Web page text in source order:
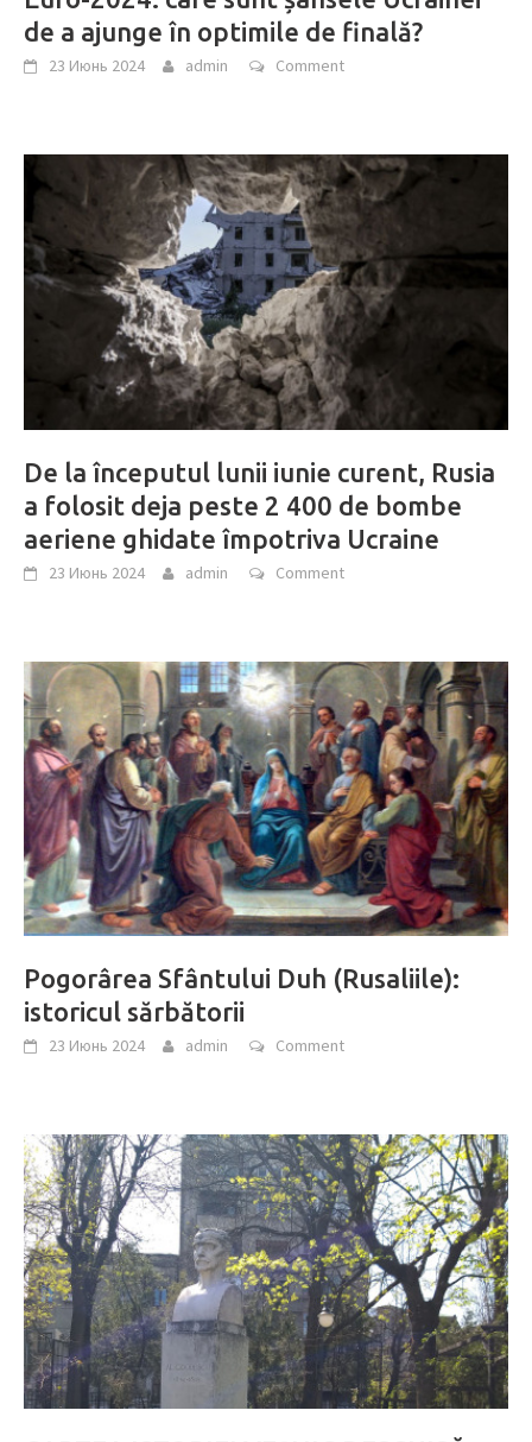
de a ajunge în optimile de finală?
23 Июнь 2024 admin Comment
De la începutul lunii iunie curent, Rusia
a folosit deja peste 2 400 de bombe
aeriene ghidate împotriva Ucraine
23 Июнь 2024 admin Comment
Pogorârea Sfântului Duh (Rusaliile):
istoricul sărbătorii
23 Июнь 2024 admin Comment